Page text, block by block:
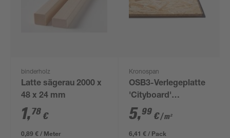
binderholz
Latte sägerau 2000 x
48 x 24 mm
1,78 €
0,89 € / Meter
Kronospan
OSB3-Verlegeplatte
'Cityboard'
ungeschliffen 1690 x
634 x 12 mm
5,99 €/ m²
6,41 € / Pack